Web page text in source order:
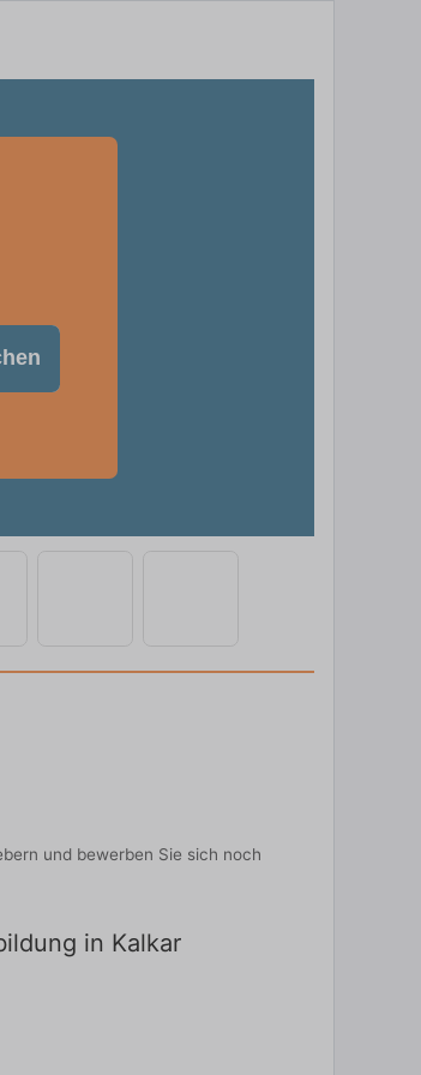
und bewerben Sie sich noch
in Kalkar